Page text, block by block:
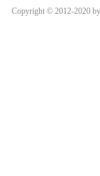
Copyright © 2012-2020